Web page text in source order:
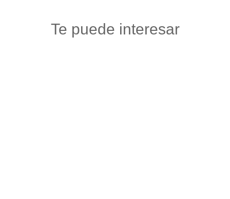
Te puede interesar